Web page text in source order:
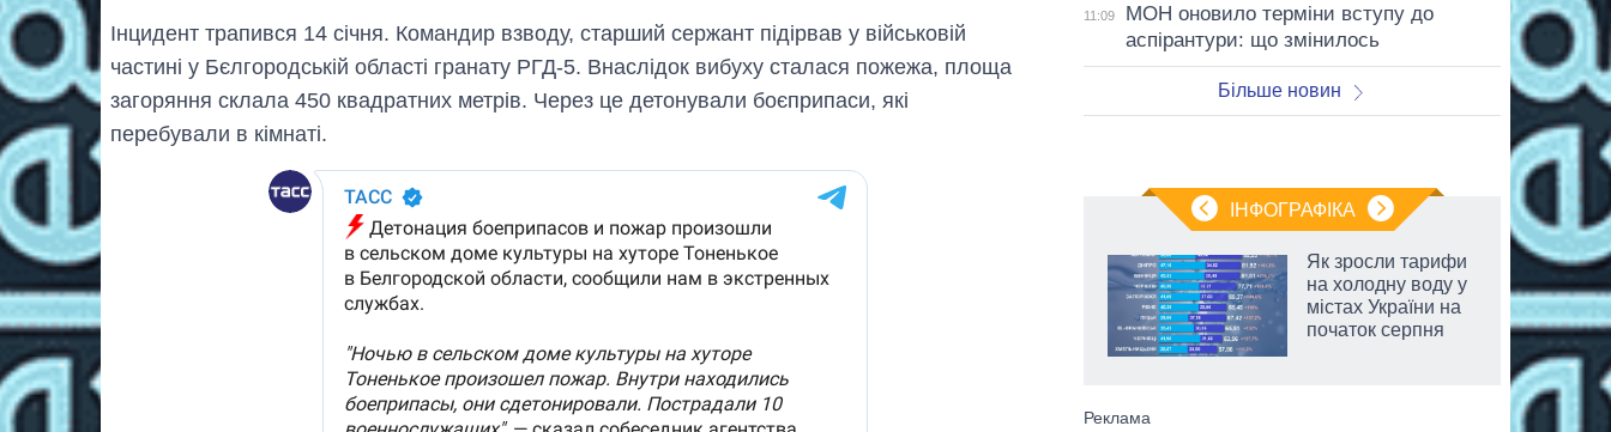
Інцидент трапився 14 січня. Командир взводу, старший сержант підірвав у військовій
частині у Бєлгородській області гранату РГД-5. Внаслідок вибуху сталася пожежа, площа
загоряння склала 450 квадратних метрів. Через це детонували боєприпаси, які
перебували в кімнаті.
11:09
МОН оновило терміни вступу до
аспірантури: що змінилось
Більше новин
ІНФОГРАФІКА
Як зросли тарифи
на холодну воду у
містах України на
початок серпня